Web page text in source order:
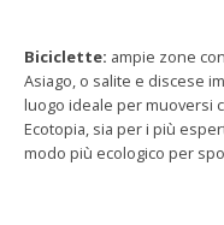
Biciclette: ampie zone
Asiago, o salite e discese
luogo ideale per muoversi
Ecotopia, sia per i più
modo più ecologico per